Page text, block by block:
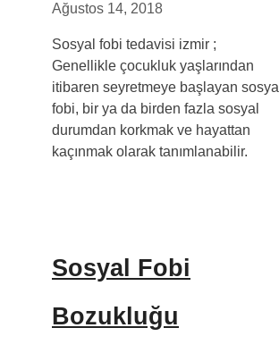
Ağustos 14, 2018
Sosyal fobi tedavisi izmir ;
Genellikle çocukluk yaşlarından
itibaren seyretmeye başlayan sosyal
fobi, bir ya da birden fazla sosyal
durumdan korkmak ve hayattan
kaçınmak olarak tanımlanabilir.
Sosyal Fobi
Bozukluğu